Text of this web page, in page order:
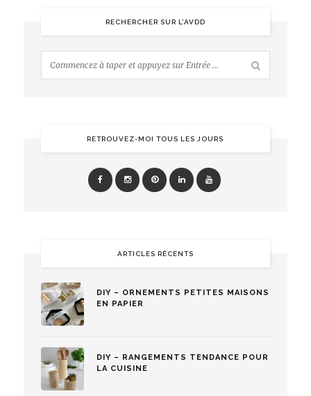
RECHERCHER SUR L’AVDD
RETROUVEZ-MOI TOUS LES JOURS
ARTICLES RÉCENTS
DIY – ORNEMENTS PETITES MAISONS
EN PAPIER
DIY – RANGEMENTS TENDANCE POUR
LA CUISINE